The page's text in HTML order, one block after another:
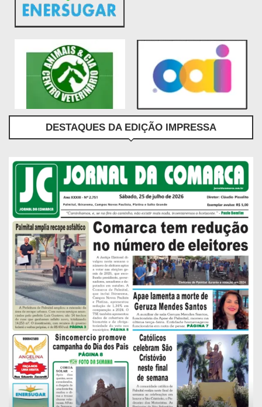
DESTAQUES DA EDIÇÃO IMPRESSA